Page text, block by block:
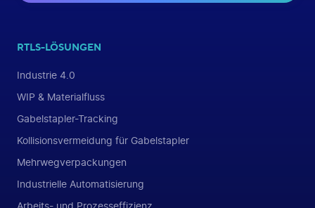
RTLS-LÖSUNGEN
Industrie 4.0
WIP & Materialfluss
Gabelstapler-Tracking
Kollisionsvermeidung für Gabelstapler
Mehrwegverpackungen
Industrielle Automatisierung